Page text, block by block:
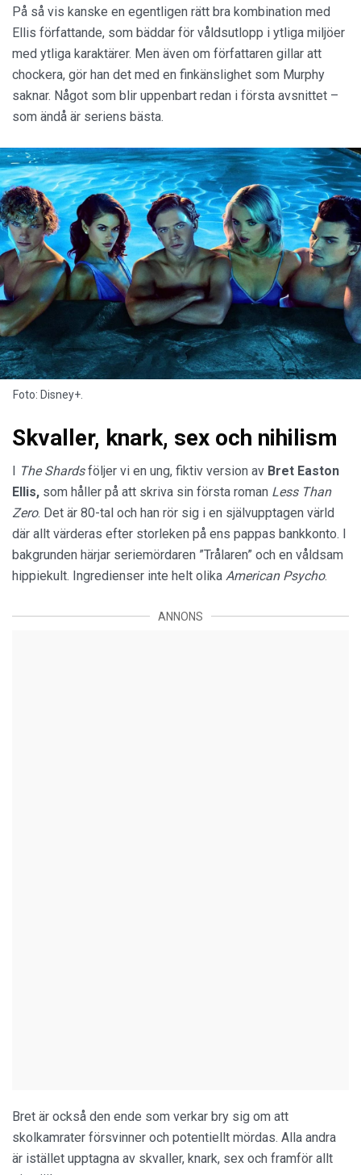
På så vis kanske en egentligen rätt bra kombination med
Ellis författande, som bäddar för våldsutlopp i ytliga miljöer
med ytliga karaktärer. Men även om författaren gillar att
chockera, gör han det med en finkänslighet som Murphy
saknar. Något som blir uppenbart redan i första avsnittet –
som ändå är seriens bästa.
Foto: Disney+.
Skvaller, knark, sex och nihilism
I The Shardsföljer vi en ung, fiktiv version av Bret Easton
Ellis, som håller på att skriva sin första roman Less Than
Zero. Det är 80-tal och han rör sig i en självupptagen värld
där allt värderas efter storleken på ens pappas bankkonto. I
bakgrunden härjar seriemördaren ”Trålaren” och en våldsam
hippiekult. Ingredienser inte helt olika American Psycho.
ANNONS
Bret är också den ende som verkar bry sig om att
skolkamrater försvinner och potentiellt mördas. Alla andra
är istället upptagna av skvaller, knark, sex och framför allt